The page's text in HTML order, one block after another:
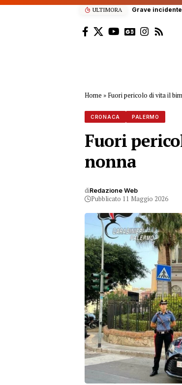
ULTIMORA
Home » Fuori pericolo di vita il
CRONACA PALERMO
Fuori
nonna
diRedazione Web
Pubblicato 11 Maggio 2026